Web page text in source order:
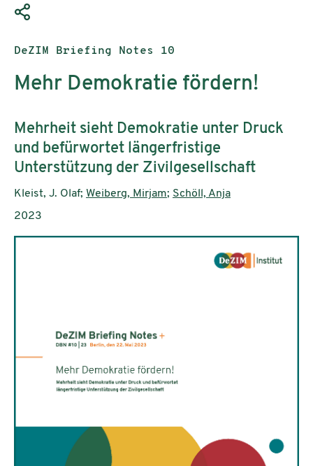
Publication type:
DeZIM Briefing Notes 10
Mehr Demokratie fördern!
Subtitle:
Mehrheit sieht Demokratie unter Druck
und befürwortet längerfristige
Unterstützung der Zivilgesellschaft
Authors:
Kleist, J. Olaf; Weiberg, Mirjam; Schöll, Anja
Publication year:
2023